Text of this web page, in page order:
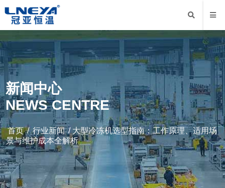
新闻中心
NEWS CENTRE
首页/行业新闻/ 大型冷冻机选型指南：工作原理、适用场
景与维护成本全解析